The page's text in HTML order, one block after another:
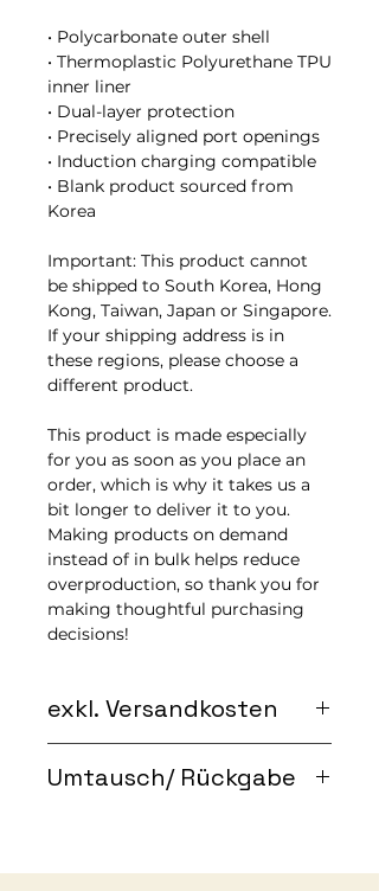
• Polycarbonate outer shell
• Thermoplastic Polyurethane TPU
inner liner
• Dual-layer protection
• Precisely aligned port openings
• Induction charging compatible
• Blank product sourced from
Korea
Important: This product cannot
be shipped to South Korea, Hong
Kong, Taiwan, Japan or Singapore.
If your shipping address is in
these regions, please choose a
different product.
This product is made especially
for you as soon as you place an
order, which is why it takes us a
bit longer to deliver it to you.
Making products on demand
instead of in bulk helps reduce
overproduction, so thank you for
making thoughtful purchasing
decisions!
exkl. Versandkosten
Streetwear betragen 5 €.
dauern.
Umtausch/ Rückgabe
von Produkten nach Bedarf statt